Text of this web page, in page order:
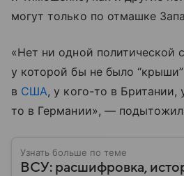
могут только по отмашке
«Нет ни одной политической
у которой бы не было
в США, у кого-то в Британии,
то в Германии», — подытожил
Узнать больше по теме
ВСУ: расшифровка,